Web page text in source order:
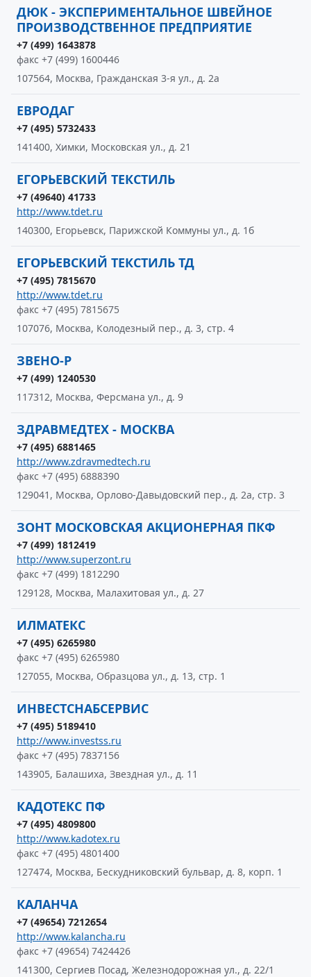
ДЮК - ЭКСПЕРИМЕНТАЛЬНОЕ ШВЕЙНОЕ
ПРОИЗВОДСТВЕННОЕ ПРЕДПРИЯТИЕ
+7 (499) 1643878
факс +7 (499) 1600446
107564, Москва, Гражданская 3-я ул., д. 2а
ЕВРОДАГ
+7 (495) 5732433
141400, Химки, Московская ул., д. 21
ЕГОРЬЕВСКИЙ ТЕКСТИЛЬ
+7 (49640) 41733
http://www.tdet.ru
140300, Егорьевск, Парижской Коммуны ул., д. 1б
ЕГОРЬЕВСКИЙ ТЕКСТИЛЬ ТД
+7 (495) 7815670
http://www.tdet.ru
факс +7 (495) 7815675
107076, Москва, Колодезный пер., д. 3, стр. 4
ЗВЕНО-Р
+7 (499) 1240530
117312, Москва, Ферсмана ул., д. 9
ЗДРАВМЕДТЕХ - МОСКВА
+7 (495) 6881465
http://www.zdravmedtech.ru
факс +7 (495) 6888390
129041, Москва, Орлово-Давыдовский пер., д. 2а, стр. 3
ЗОНТ МОСКОВСКАЯ АКЦИОНЕРНАЯ ПКФ
+7 (499) 1812419
http://www.superzont.ru
факс +7 (499) 1812290
129128, Москва, Малахитовая ул., д. 27
ИЛМАТЕКС
+7 (495) 6265980
факс +7 (495) 6265980
127055, Москва, Образцова ул., д. 13, стр. 1
ИНВЕСТСНАБСЕРВИС
+7 (495) 5189410
http://www.investss.ru
факс +7 (495) 7837156
143905, Балашиха, Звездная ул., д. 11
КАДОТЕКС ПФ
+7 (495) 4809800
http://www.kadotex.ru
факс +7 (495) 4801400
127474, Москва, Бескудниковский бульвар, д. 8, корп. 1
КАЛАНЧА
+7 (49654) 7212654
http://www.kalancha.ru
факс +7 (49654) 7424426
141300, Сергиев Посад, Железнодорожная ул., д. 22/1